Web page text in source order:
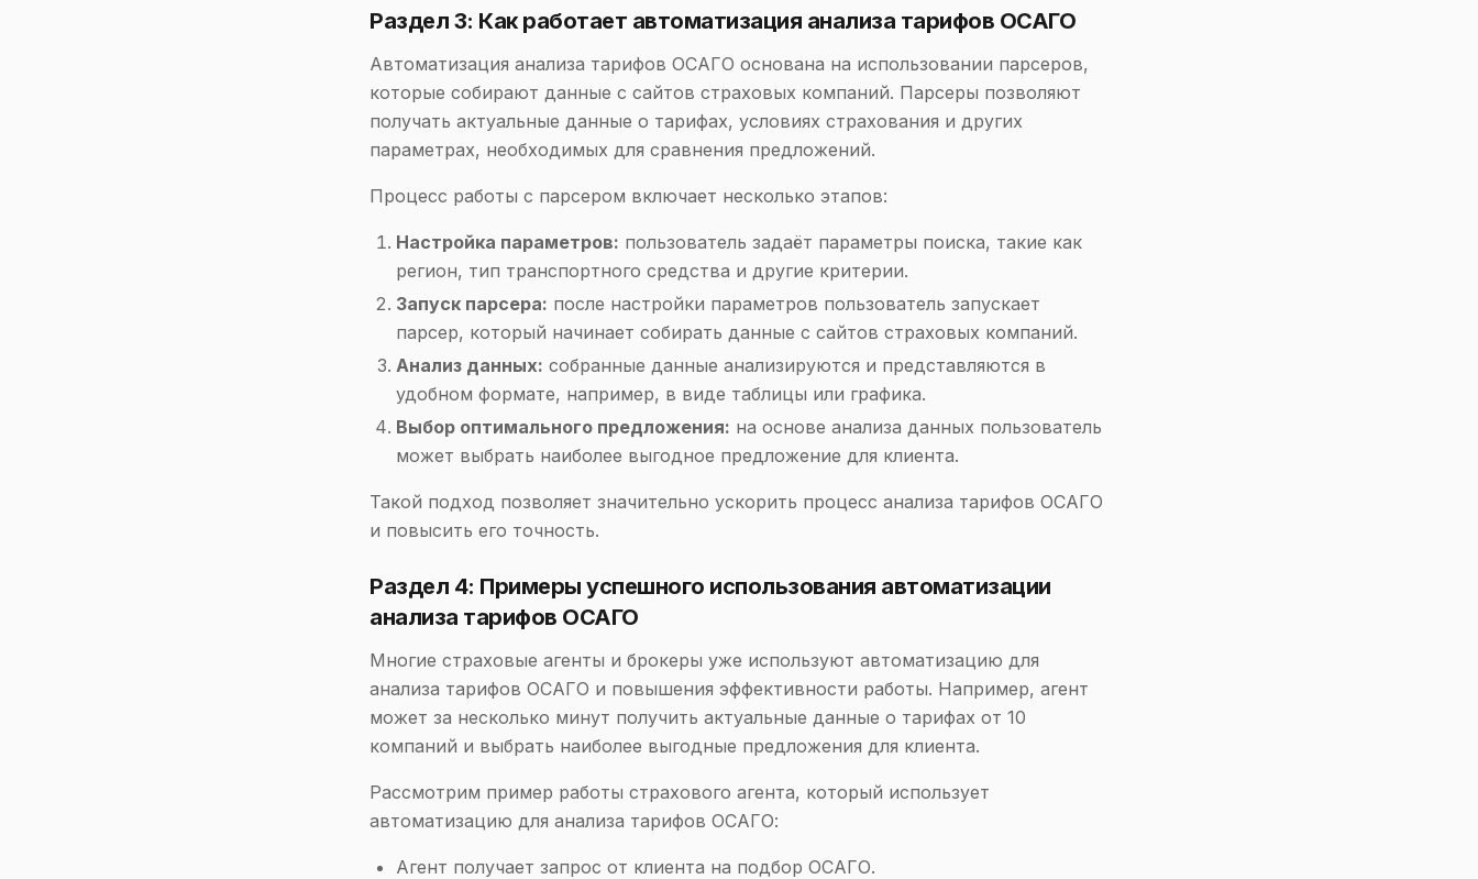
Раздел 3: Как работает автоматизация анализа тарифов ОСАГО
Автоматизация анализа тарифов ОСАГО основана на использовании парсеров,
которые собирают данные с сайтов страховых компаний. Парсеры позволяют
получать актуальные данные о тарифах, условиях страхования и других
параметрах, необходимых для сравнения предложений.
Процесс работы с парсером включает несколько этапов:
Настройка параметров: пользователь задаёт параметры поиска, такие как
регион, тип транспортного средства и другие критерии.
Запуск парсера: после настройки параметров пользователь запускает
парсер, который начинает собирать данные с сайтов страховых компаний.
Анализ данных: собранные данные анализируются и представляются в
удобном формате, например, в виде таблицы или графика.
Выбор оптимального предложения: на основе анализа данных пользователь
может выбрать наиболее выгодное предложение для клиента.
Такой подход позволяет значительно ускорить процесс анализа тарифов ОСАГО
и повысить его точность.
Раздел 4: Примеры успешного использования автоматизации
анализа тарифов ОСАГО
Многие страховые агенты и брокеры уже используют автоматизацию для
анализа тарифов ОСАГО и повышения эффективности работы. Например, агент
может за несколько минут получить актуальные данные о тарифах от 10
компаний и выбрать наиболее выгодные предложения для клиента.
Рассмотрим пример работы страхового агента, который использует
автоматизацию для анализа тарифов ОСАГО:
Агент получает запрос от клиента на подбор ОСАГО.